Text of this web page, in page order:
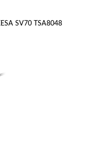
SV70 TSA8048